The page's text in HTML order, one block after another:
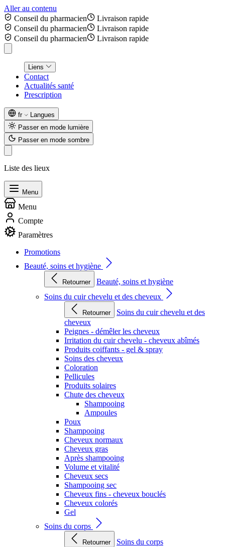
Aller au contenu
Conseil du pharmacien
Livraison rapide
Conseil du pharmacien
Livraison rapide
Conseil du pharmacien
Livraison rapide
Liens
Contact
Actualités santé
Prescription
fr
Langues
Passer en mode lumière
Passer en mode sombre
Liste des lieux
Menu
Menu
Compte
Paramètres
Promotions
Beauté, soins et hygiène
Retourner
Beauté, soins et hygiène
Soins du cuir chevelu et des cheveux
Retourner
Soins du cuir chevelu et des
cheveux
Peignes - démêler les cheveux
Irritation du cuir chevelu - cheveux abîmés
Produits coiffants - gel & spray
Soins des cheveux
Coloration
Pellicules
Produits solaires
Chute des cheveux
Shampooing
Ampoules
Poux
Shampooing
Cheveux normaux
Cheveux gras
Après shampooing
Volume et vitalité
Cheveux secs
Shampooing sec
Cheveux fins - cheveux bouclés
Cheveux colorés
Gel
Soins du corps
Retourner
Soins du corps